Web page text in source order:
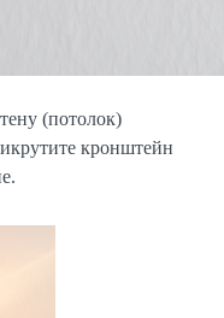
(потолок)
кронштейн